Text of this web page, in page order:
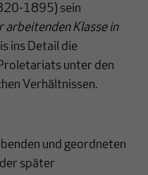
1895) sein
arbeitenden Klasse in
ins Detail die
unter den
Verhältnissen.
und geordneten
später